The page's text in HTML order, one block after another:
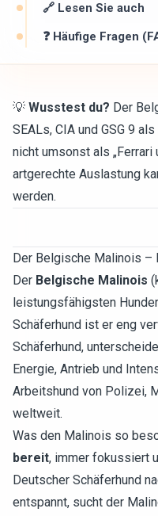
🔗 Lesen Sie auch
❓ Häufige Fragen
💡 Wusstest du? Der
SEALs, CIA und GSG 9
nicht umsonst als „Ferrari
artgerechte Auslastung
werden.
Der Belgische Malinois –
Der Belgische Malinois
leistungsfähigsten
Schäferhund ist er eng
Schäferhund,
Energie, Antrieb und
Arbeitshund von Polizei,
weltweit.
Was den Malinois so
bereit, immer fokussiert
Deutscher Schäferhund
entspannt, sucht der